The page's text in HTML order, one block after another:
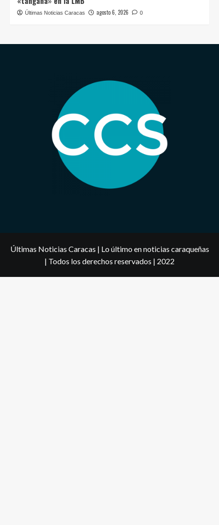
Últimas Noticias Caracas agosto 6, 2026 0